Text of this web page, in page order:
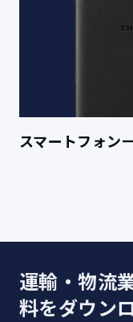
スマートフォン
運輸・物流
料をダウン